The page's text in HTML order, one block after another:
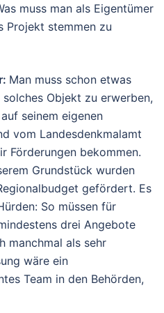
muss man als Eigentümer
Projekt stemmen zu
Man muss schon etwas
Objekt zu erwerben,
seinem eigenen
vom Landesdenkmalamt
Förderungen bekommen.
Grundstück wurden
gefördert. Es
So müssen für
drei Angebote
manchmal als sehr
wäre ein
Team in den Behörden,